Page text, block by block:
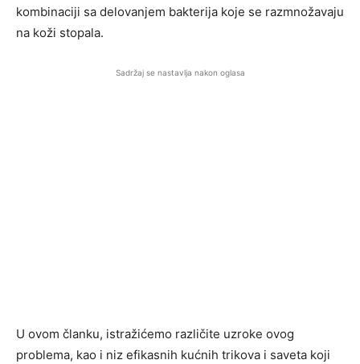
kombinaciji sa delovanjem bakterija koje se razmnožavaju
na koži stopala.
Sadržaj se nastavlja nakon oglasa
U ovom članku, istražićemo različite uzroke ovog
problema, kao i niz efikasnih kućnih trikova i saveta koji